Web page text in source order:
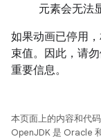
元素会无法
如果动画已停用
束值。因此，请
重要信息。
本页面上的内容和代
OpenJDK 是 Oracle